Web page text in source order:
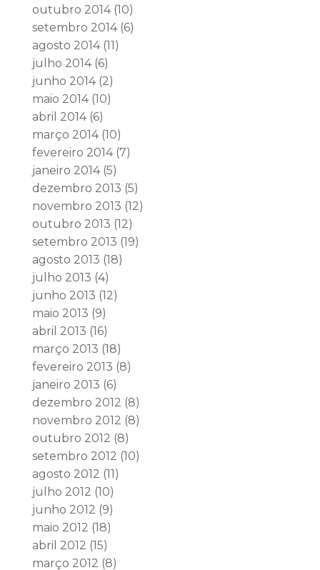
outubro 2014(10)
setembro 2014(6)
agosto 2014(11)
julho 2014(6)
junho 2014(2)
maio 2014(10)
abril 2014(6)
março 2014(10)
fevereiro 2014(7)
janeiro 2014(5)
dezembro 2013 (5)
novembro 2013 (12)
outubro 2013 (12)
setembro 2013 (19)
agosto 2013 (18)
julho 2013 (4)
junho 2013 (12)
maio 2013 (9)
abril 2013 (16)
março 2013 (18)
fevereiro 2013 (8)
janeiro 2013 (6)
dezembro 2012 (8)
novembro 2012 (8)
outubro 2012 (8)
setembro 2012 (10)
agosto 2012 (11)
julho 2012 (10)
junho 2012 (9)
maio 2012 (18)
abril 2012 (15)
março 2012 (8)